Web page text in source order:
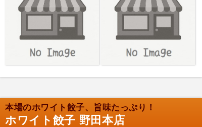
本場のホワイト餃子、旨味たっぷり！
ホワイト餃子 野田本店